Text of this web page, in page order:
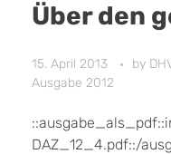
Über den
15. April 2013 by
Ausgabe 2012
DAZ_12_4.pdf::/